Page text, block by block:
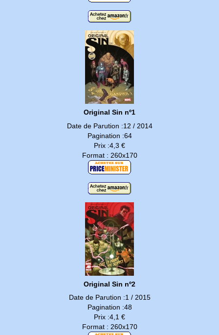
Original Sin nº1
Date de Parution :12 / 2014
Pagination :64
Prix :4,3 €
Format : 260x170
Original Sin nº2
Date de Parution :1 / 2015
Pagination :48
Prix :4,1 €
Format : 260x170